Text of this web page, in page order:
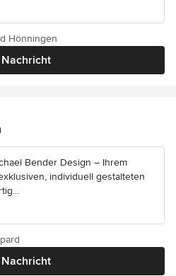
Nachricht
Hönningen
Bender Design – Ihrem
individuell gestalteten
Nachricht